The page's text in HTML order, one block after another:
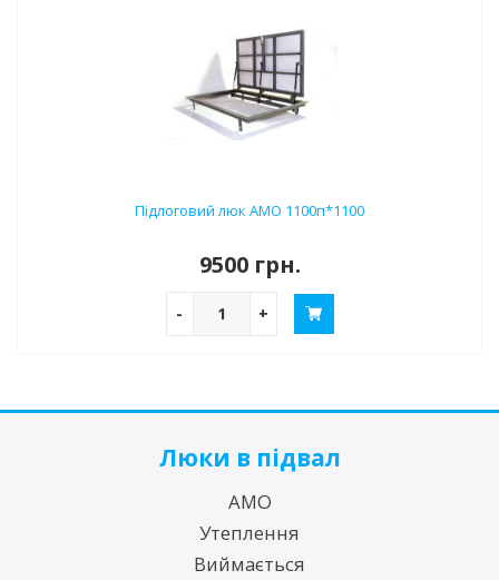
Підлоговий люк АМО 1100п*1100
9500 грн.
- +
Люки в підвал
АМО
Утеплення
Виймається